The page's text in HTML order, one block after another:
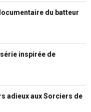
du batteur
inspirée de
adieux aux Sorciers de